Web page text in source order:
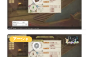
アーシャ